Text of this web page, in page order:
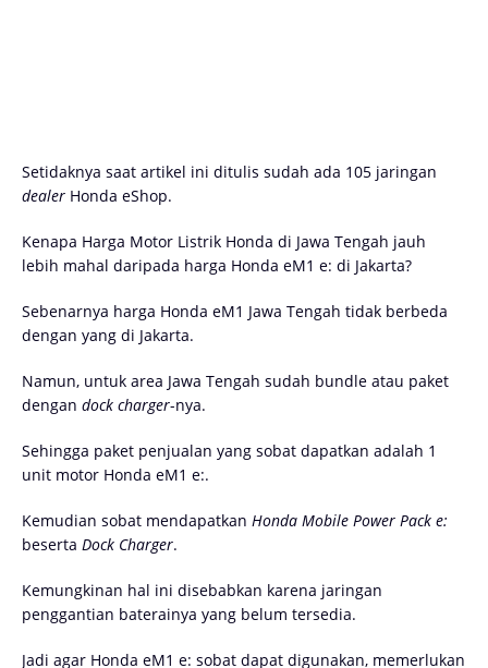
Setidaknya saat artikel ini ditulis sudah ada 105 jaringan
dealer Honda eShop.
Kenapa Harga Motor Listrik Honda di Jawa Tengah jauh
lebih mahal daripada harga Honda eM1 e: di Jakarta?
Sebenarnya harga Honda eM1 Jawa Tengah tidak berbeda
dengan yang di Jakarta.
Namun, untuk area Jawa Tengah sudah bundle atau paket
dengan dock charger-nya.
Sehingga paket penjualan yang sobat dapatkan adalah 1
unit motor Honda eM1 e:.
Kemudian sobat mendapatkan Honda Mobile Power Pack e:
beserta Dock Charger.
Kemungkinan hal ini disebabkan karena jaringan
penggantian baterainya yang belum tersedia.
Jadi agar Honda eM1 e: sobat dapat digunakan, memerlukan